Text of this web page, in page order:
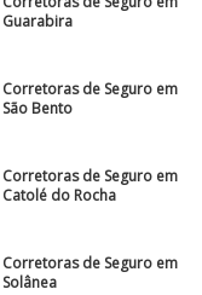
Guarabira
Corretoras de Seguro em
São Bento
Corretoras de Seguro em
Catolé do Rocha
Corretoras de Seguro em
Solânea